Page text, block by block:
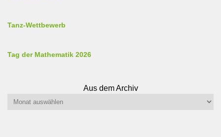
Tanz-Wettbewerb
Tag der Mathematik 2026
Aus dem Archiv
Aus